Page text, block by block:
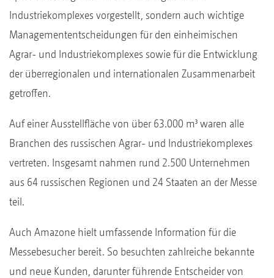
Industriekomplexes vorgestellt, sondern auch wichtige
Managemententscheidungen für den einheimischen
Agrar- und Industriekomplexes sowie für die Entwicklung
der überregionalen und internationalen Zusammenarbeit
getroffen.
Auf einer Ausstellfläche von über 63.000 m³ waren alle
Branchen des russischen Agrar- und Industriekomplexes
vertreten. Insgesamt nahmen rund 2.500 Unternehmen
aus 64 russischen Regionen und 24 Staaten an der Messe
teil.
Auch Amazone hielt umfassende Information für die
Messebesucher bereit. So besuchten zahlreiche bekannte
und neue Kunden, darunter führende Entscheider von